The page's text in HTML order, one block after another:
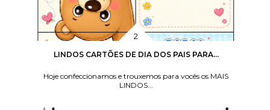
LINDOS CARTÕES DE DIA DOS PAIS PARA...
Hoje confeccionamos e trouxemos para vocês os MAIS
LINDOS...